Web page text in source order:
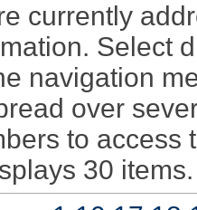
currently
Select
navigation
over
to access
30 items.